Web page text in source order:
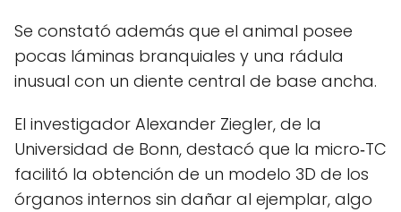
Se constató además que el animal posee
pocas láminas branquiales y una rádula
inusual con un diente central de base ancha.
El investigador Alexander Ziegler, de la
Universidad de Bonn, destacó que la micro‑TC
facilitó la obtención de un modelo 3D de los
órganos internos sin dañar al ejemplar, algo